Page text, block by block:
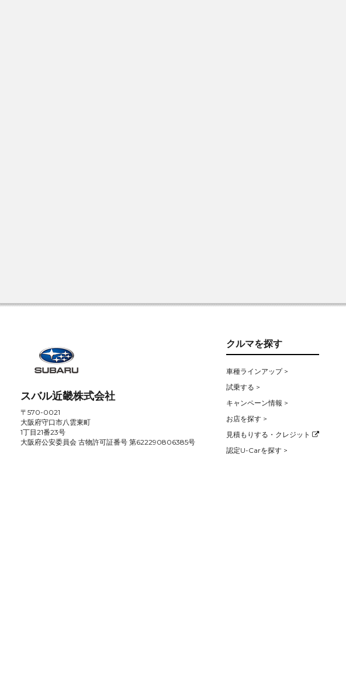
スバル近畿株式会社
〒570-0021
大阪府守口市八雲東町
1丁目21番23号
大阪府公安委員会 古物許可証番号 第622290806385号
クルマを探す
車種ラインアップ >
試乗する >
キャンペーン情報 >
お店を探す >
見積もりする・クレジット
認定U-Carを探す >